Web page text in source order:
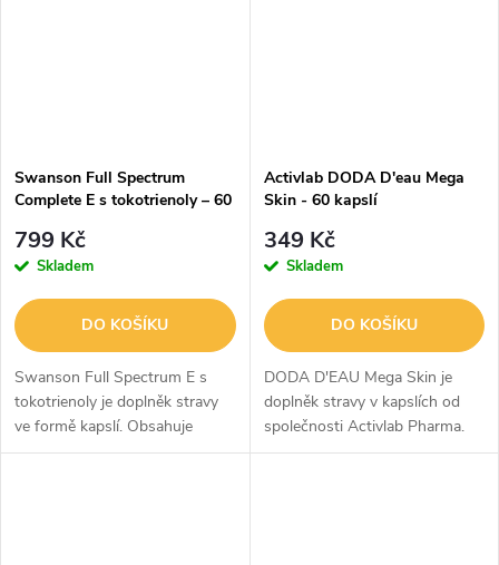
Swanson Full Spectrum
Complete E s tokotrienoly – 60
799 Kč
Skladem
DO KOŠÍKU
Swanson Full Spectrum E s
tokotrienoly je doplněk stravy
ve formě kapslí. Obsahuje
přírodní vitamín E a komplex
Activlab DODA D'eau Mega
Skin - 60 kapslí
349 Kč
Skladem
DO KOŠÍKU
DODA D'EAU Mega Skin je
doplněk stravy v kapslích od
společnosti Activlab Pharma.
Přípravek je zdrojem